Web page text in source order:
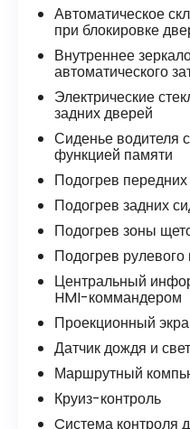
Автоматическое
при блокировке
Внутреннее
автоматического
Электрические
задних дверей
Сиденье водителя
функцией памяти
Подогрев
Подогрев задних
Подогрев зоны
Подогрев рулевого
Центральный
HMI-коммандером
Проекционный
Датчик дождя и
Маршрутный
Круиз-контроль
Cистема контроля